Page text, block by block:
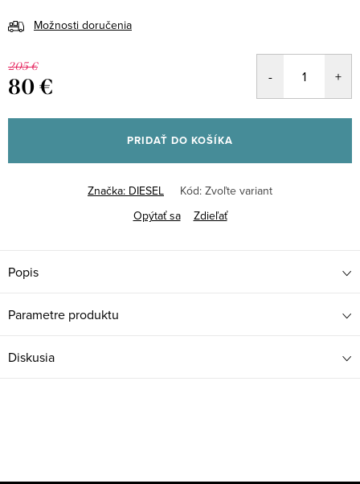
Možnosti doručenia
205 €
80 €
cena:
PRIDAŤ DO KOŠÍKA
Značka: DIESEL Kód: Zvoľte variant
Opýtať sa
Zdieľať
Popis
Parametre produktu
Diskusia